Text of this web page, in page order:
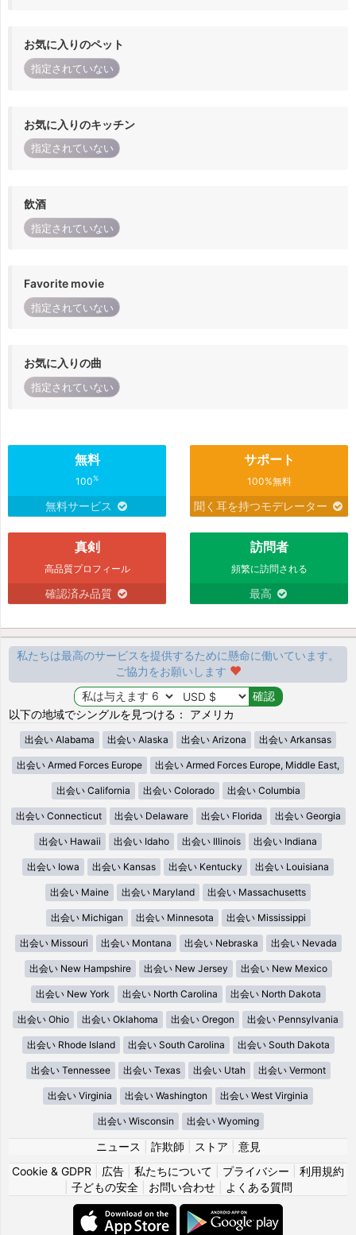
お気に入りのペット
指定されていない
お気に入りのキッチン
指定されていない
飲酒
指定されていない
Favorite movie
指定されていない
お気に入りの曲
指定されていない
無料
100%
無料サービス
サポート
100%無料
聞く耳を持つモデレーター
真剣
高品質プロフィール
確認済み品質
訪問者
頻繁に訪問される
最高
私たちは最高のサービスを提供するために懸命に働いています。
ご協力をお願いします
以下の地域でシングルを見つける： アメリカ
出会い Alabama 出会い Alaska 出会い Arizona 出会い Arkansas
出会い Armed Forces Europe 出会い Armed Forces Europe, Middle East,
出会い California 出会い Colorado 出会い Columbia
出会い Connecticut 出会い Delaware 出会い Florida 出会い Georgia
出会い Hawaii 出会い Idaho 出会い Illinois 出会い Indiana
出会い Iowa 出会い Kansas 出会い Kentucky 出会い Louisiana
出会い Maine 出会い Maryland 出会い Massachusetts
出会い Michigan 出会い Minnesota 出会い Mississippi
出会い Missouri 出会い Montana 出会い Nebraska 出会い Nevada
出会い New Hampshire 出会い New Jersey 出会い New Mexico
出会い New York 出会い North Carolina 出会い North Dakota
出会い Ohio 出会い Oklahoma 出会い Oregon 出会い Pennsylvania
出会い Rhode Island 出会い South Carolina 出会い South Dakota
出会い Tennessee 出会い Texas 出会い Utah 出会い Vermont
出会い Virginia 出会い Washington 出会い West Virginia
出会い Wisconsin 出会い Wyoming
ニュース 詐欺師 ストア
意見
Cookie & GDPR
広告 私たちについて プライバシー
利用規約
子どもの安全| お問い合わせ| よくある質問